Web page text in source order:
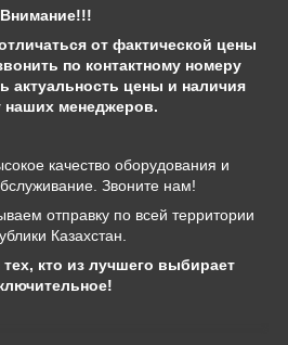
Внимание!!!
от фактической цены
по контактному номеру
актуальность цены и наличия
наших менеджеров.
качество оборудования и
Звоните нам!
отправку по всей территории
Казахстан.
тех, кто из лучшего выбирает